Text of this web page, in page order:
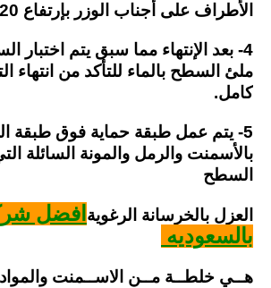
الأطراف على أجناب الوزر بإرتفاع 20 سم.
4- بعد الإنتهاء مما سبق يتم
ملئ السطح بالماء للتأكد من
كامل.
5- يتم عمل طبقة حماية فوق طبقة
بالأسمنت والرمل والمونة السائلة
السطح
العزل بالخرسانة الرغوية افضل
بالسعوديه
هــي خلطــة مــن الاســمنت والمواد